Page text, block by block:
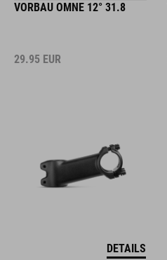
VORBAU OMNE 12° 31.8
29.95 EUR
DETAILS